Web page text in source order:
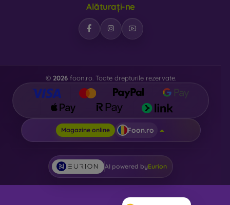
Alăturați-ne
© 2026foon.ro. Toate drepturile rezervate.
Magazine online Foon.ro
AI powered byEurion